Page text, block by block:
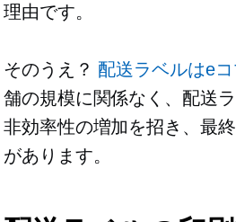
理由です。
そのうえ？ 配送ラベルはe
舗の規模に関係なく、配送
非効率性の増加を招き、最
があります。